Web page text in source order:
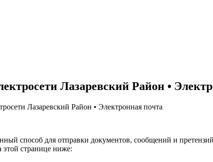
Лазаревский Район •
Лазаревский Район • Электронная почта
способ для отправки документов, сообщений и
странице ниже: